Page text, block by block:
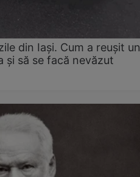
din Iași. Cum a reușit un
și să se facă nevăzut